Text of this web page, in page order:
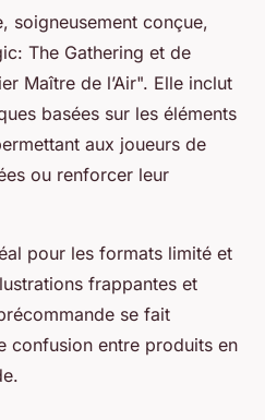
soigneusement conçue,
The Gathering et de
Maître de l’Air". Elle inclut
basées sur les éléments
aux joueurs de
ou renforcer leur
pour les formats limité et
frappantes et
se fait
confusion entre produits en